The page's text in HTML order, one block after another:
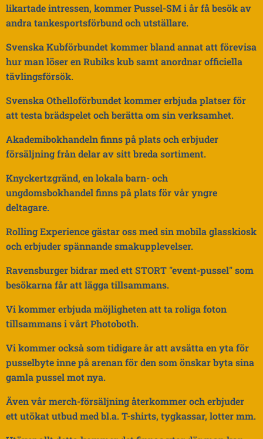
likartade intressen, kommer Pussel-SM i år få besök av
andra tankesportsförbund och utställare.
Svenska Kubförbundet kommer bland annat att förevisa
hur man löser en Rubiks kub samt anordnar officiella
tävlingsförsök.
Svenska Othelloförbundet kommer erbjuda platser för
att testa brädspelet och berätta om sin verksamhet.
Akademibokhandeln finns på plats och erbjuder
försäljning från delar av sitt breda sortiment.
Knyckertzgränd, en lokala barn- och
ungdomsbokhandel finns på plats för vår yngre
deltagare.
Rolling Experience gästar oss med sin mobila glasskiosk
och erbjuder spännande smakupplevelser.
Ravensburger bidrar med ett STORT "event-pussel" som
besökarna får att lägga tillsammans.
Vi kommer erbjuda möjligheten att ta roliga foton
tillsammans i vårt Photoboth.
Vi kommer också som tidigare år att avsätta en yta för
pusselbyte inne på arenan för den som önskar byta sina
gamla pussel mot nya.
Även vår merch-försäljning återkommer och erbjuder
ett utökat utbud med bl.a. T-shirts, tygkassar, lotter mm.